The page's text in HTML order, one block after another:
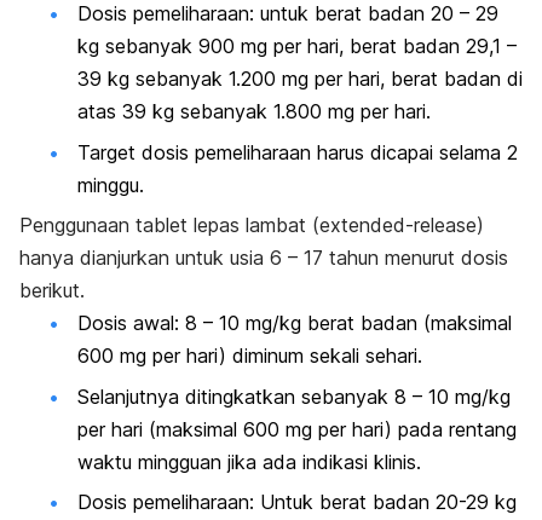
Dosis pemeliharaan: untuk berat badan 20 – 29
kg sebanyak 900 mg per hari, berat badan 29,1 –
39 kg sebanyak 1.200 mg per hari, berat badan di
atas 39 kg sebanyak 1.800 mg per hari.
Target dosis pemeliharaan harus dicapai selama 2
minggu.
Penggunaan tablet lepas lambat (extended-release)
hanya dianjurkan untuk usia 6 – 17 tahun menurut dosis
berikut.
Dosis awal: 8 – 10 mg/kg berat badan (maksimal
600 mg per hari) diminum sekali sehari.
Selanjutnya ditingkatkan sebanyak 8 – 10 mg/kg
per hari (maksimal 600 mg per hari) pada rentang
waktu mingguan jika ada indikasi klinis.
Dosis pemeliharaan: Untuk berat badan 20-29 kg